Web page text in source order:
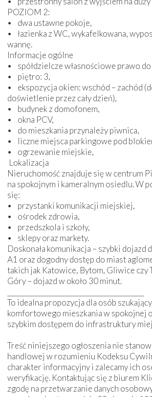
POZIOM 2:
• dwa ustawne pokoje,
• łazienka z WC, wykafelkowana,
wannę.
Informacje ogólne
• spółdzielcze własnościowe prawo
• piętro: 3,
• ekspozycja okien: wschód – zachód
doświetlenie przez cały dzień),
• budynek z domofonem,
• okna PCV,
• do mieszkania przynależy piwnica,
• liczne miejsca parkingowe pod
• ogrzewanie miejskie,
Lokalizacja
Nieruchomość znajduje się w centrum
na spokojnym i kameralnym osiedlu. W
się:
• przystanki komunikacji miejskiej,
• ośrodek zdrowia,
• przedszkola i szkoły,
• sklepy oraz markety.
Doskonała komunikacja – szybki dojazd
A1 oraz dogodny dostęp do miast
takich jak Katowice, Bytom, Gliwice czy
Góry – dojazd w około 30 minut.
To idealna propozycja dla osób
komfortowego mieszkania w spokojnej
szybkim dostępem do infrastruktury
Treść niniejszego ogłoszenia nie
handlowej w rozumieniu Kodeksu
charakter informacyjny i zalecamy ich
weryfikację. Kontaktując się z biurem
zgodę na przetwarzanie danych